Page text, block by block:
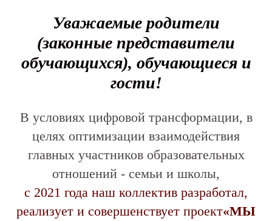
Уважаемые родители
(законные представители
обучающихся), обучающиеся и
гости!
В условиях цифровой трансформации, в
целях оптимизации взаимодействия
главных участников образовательных
отношений - семьи и школы,
с 2021 года наш коллектив разработал,
реализует и совершенствует проект«МЫ